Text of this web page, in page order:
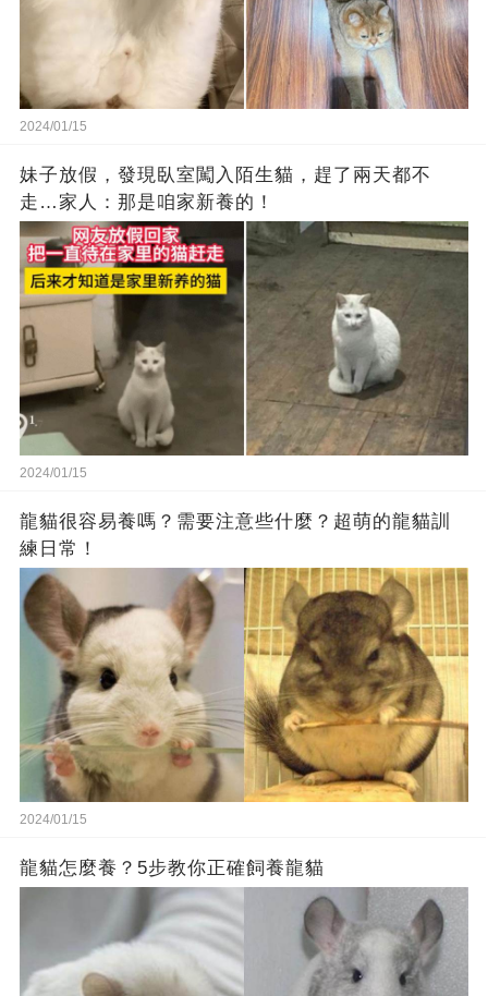
2024/01/15
妹子放假，發現臥室闖入陌生貓，趕了兩天都不
走…家人：那是咱家新養的！
2024/01/15
龍貓很容易養嗎？需要注意些什麼？超萌的龍貓訓
練日常！
2024/01/15
龍貓怎麼養？5步教你正確飼養龍貓